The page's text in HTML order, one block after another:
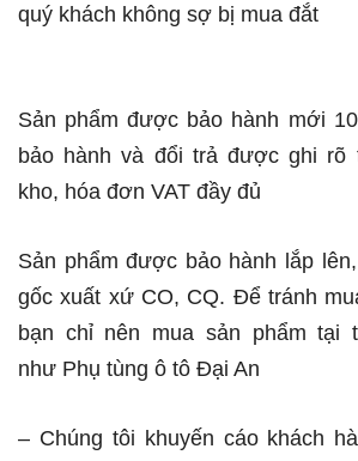
quý khách không sợ bị mua đắt
Sản phẩm được bảo hành mới
bảo hành và đổi trả được ghi rõ
kho, hóa đơn VAT đầy đủ
Sản phẩm được bảo hành lắp
gốc xuất xứ CO, CQ. Để tránh
bạn chỉ nên mua sản phẩm tại
như Phụ tùng ô tô Đại An
– Chúng tôi khuyến cáo khách